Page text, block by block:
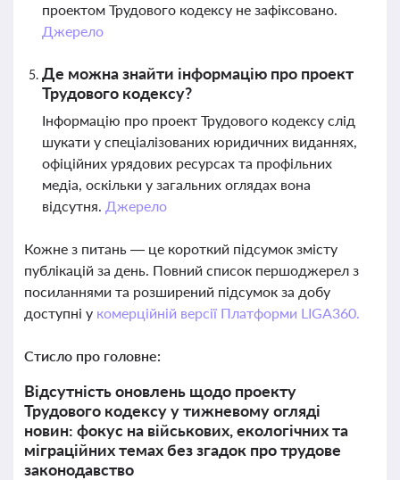
проектом Трудового кодексу не зафіксовано.
Джерело
Де можна знайти інформацію про проект
Трудового кодексу?
Інформацію про проект Трудового кодексу слід
шукати у спеціалізованих юридичних виданнях,
офіційних урядових ресурсах та профільних
медіа, оскільки у загальних оглядах вона
відсутня. Джерело
Кожне з питань — це короткий підсумок змісту
публікацій за день. Повний список першоджерел з
посиланнями та розширений підсумок за добу
доступні у комерційній версії Платформи LIGA360.
Стисло про головне:
Відсутність оновлень щодо проекту
Трудового кодексу у тижневому огляді
новин: фокус на військових, екологічних та
міграційних темах без згадок про трудове
законодавство